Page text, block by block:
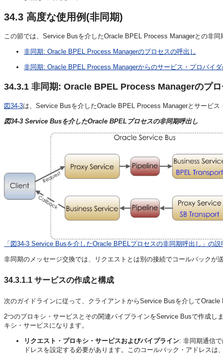
34.3 高度な使用例(非同期)
この節では、Service Busを介したOracle BPEL Process Managerとの非
非同期: Oracle BPEL Process Managerのプロセスの呼出し
非同期: Oracle BPEL Process Managerからのサービス・プロバイ
34.3.1 非同期: Oracle BPEL Process Managerのプロ
図34-3は、Service Busを介したOracle BPEL Process Managerとサービ
図34-3 Service Busを介したOracle BPELプロセスの非同期呼出し
「図34-3 Service Busを介したOracle BPELプロセスの非同期呼出し」の説
非同期のメッセージ交換では、リクエストとは別の接続でコールバックが
34.3.1.1 サービスの作成と構成
次のガイドラインに従って、クライアントからService Busを介して
2つのプロキシ・サービスとその関連パイプラインをService Busで作成
キシ・サービスになります。
リクエスト・プロキシ・サービスおよびパイプライン: 非同期通信
ドレスを設定する必要があります。このコールバック・アドレス